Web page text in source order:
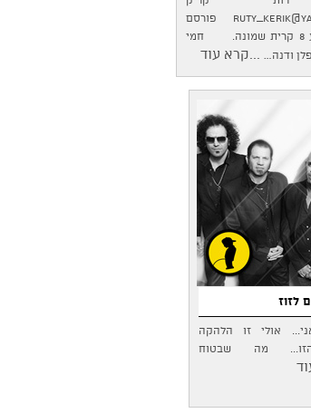
פורסם
במקור במידע 8 קרית שמונה. חמי
ודנה…
...קרא עוד
לזוז
אולי זו הלהקה
מה שבטוח